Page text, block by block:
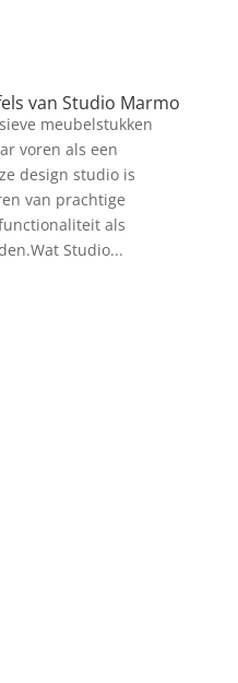
van Studio Marmo
meubelstukken
voren als een
design studio is
van prachtige
als
Studio...